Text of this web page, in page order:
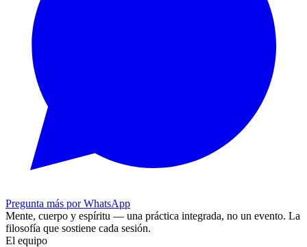
Pregunta más por WhatsApp
Mente, cuerpo y espíritu — una práctica integrada, no un evento. La
filosofía que sostiene cada sesión.
El equipo